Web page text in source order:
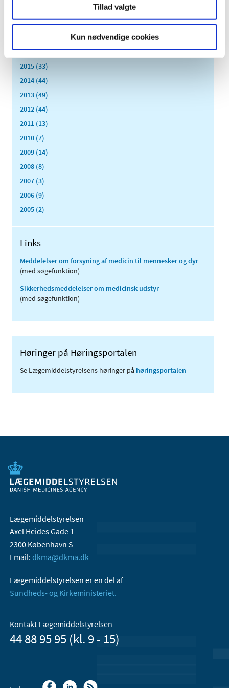
Tillad valgte
Kun nødvendige cookies
januar (11)
2016 (167)
2015 (33)
2014 (44)
2013 (49)
2012 (44)
2011 (13)
2010 (7)
2009 (14)
2008 (8)
2007 (3)
2006 (9)
2005 (2)
Links
Meddelelser om forsyning af medicin til mennesker og dyr
(med søgefunktion)
Sikkerhedsmeddelelser om medicinsk udstyr
(med søgefunktion)
Høringer på Høringsportalen
Se Lægemiddelstyrelsens høringer på høringsportalen
Lægemiddelstyrelsen
Axel Heides Gade 1
2300 København S
Email: dkma@dkma.dk
Lægemiddelstyrelsen er en del af
Sundheds- og Kirkeministeriet.
Kontakt Lægemiddelstyrelsen
44 88 95 95 (kl. 9 - 15)